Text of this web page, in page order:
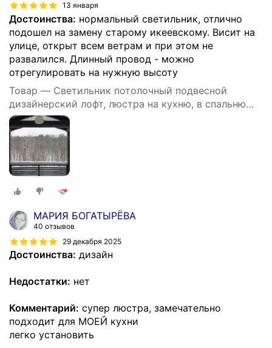
13 января
Достоинства: нормальный светильник, отлично
подошел на замену старому икеевскому. Висит на
улице, открыт всем ветрам и при этом не
развалился. Длинный провод - можно
отрегулировать на нужную высоту
Товар — Светильник потолочный подвесной
дизайнерский лофт, люстра на кухню, в спальню
под лампу Е27, 60 Вт, Белый
МАРИЯ БОГАТЫРЁВА
40 отзывов
29 декабря 2025
Достоинства: дизайн
Недостатки: нет
Комментарий: супер люстра, замечательно
подходит для МОЕЙ кухни
легко установить